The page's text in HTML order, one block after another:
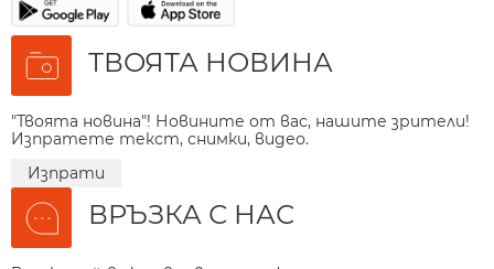
ТВОЯТА НОВИНА
"Твоята новина"! Новините от вас, нашите зрители!
Изпратете текст, снимки, видео.
Изпрати
ВРЪЗКА С НАС